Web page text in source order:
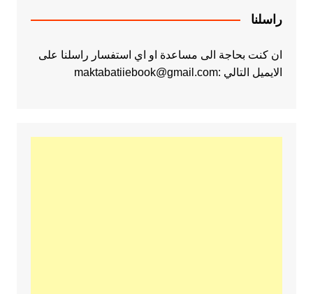
راسلنا
ان كنت بحاجة الى مساعدة او اي استفسار راسلنا على
الايميل التالي :maktabatiiebook@gmail.com